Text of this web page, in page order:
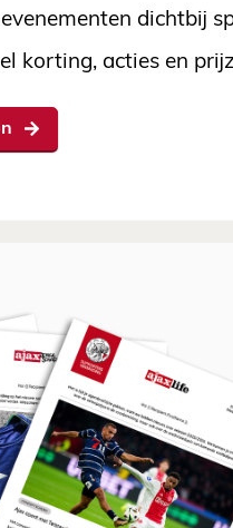
evenementen dichtbij
korting, acties en